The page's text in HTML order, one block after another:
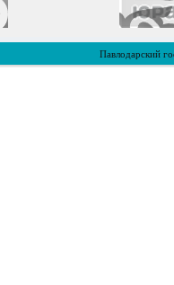
Павлодарский